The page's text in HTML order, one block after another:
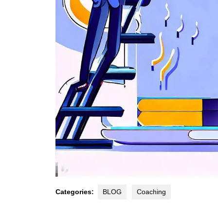
Categories: BLOG Coaching